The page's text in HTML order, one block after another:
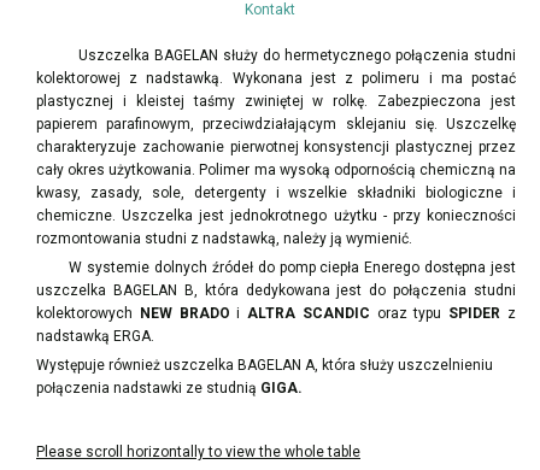
Kontakt
Uszczelka BAGELAN służy do hermetycznego połączenia studni
kolektorowej z nadstawką. Wykonana jest z polimeru i ma postać
plastycznej i kleistej taśmy zwiniętej w rolkę. Zabezpieczona jest
papierem parafinowym, przeciwdziałającym sklejaniu się. Uszczelkę
charakteryzuje zachowanie pierwotnej konsystencji plastycznej przez
cały okres użytkowania. Polimer ma wysoką odpornością chemiczną na
kwasy, zasady, sole, detergenty i wszelkie składniki biologiczne i
chemiczne. Uszczelka jest jednokrotnego użytku - przy konieczności
rozmontowania studni z nadstawką, należy ją wymienić.
W systemie dolnych źródeł do pomp ciepła Enerego dostępna jest
uszczelka BAGELAN B, która dedykowana jest do połączenia studni
kolektorowych
NEW BRADOiALTRA SCANDIC oraz typu SPIDER z
nadstawką ERGA.
Występuje również uszczelka BAGELAN A, która służy uszczelnieniu
połączenia nadstawki ze studnią GIGA.